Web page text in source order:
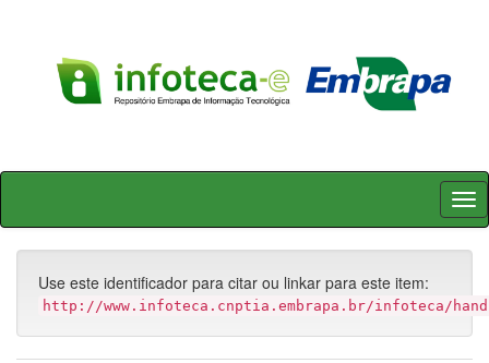
Skip
Use este identificador para citar ou linkar para este item:
http://www.infoteca.cnptia.embrapa.br/infoteca/